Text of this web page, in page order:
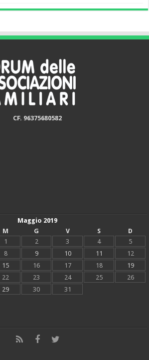
CF. 96375680582
Maggio 2019
M G V S
D
1
2 3 4
5
8 9 10 11
12
15 16 17 18
19
22 23 24 25
26
29 30
31